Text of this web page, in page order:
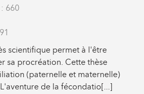
660
scientifique permet à l'être
sa procréation. Cette thèse
(paternelle et maternelle)
de la fécondatio[...]